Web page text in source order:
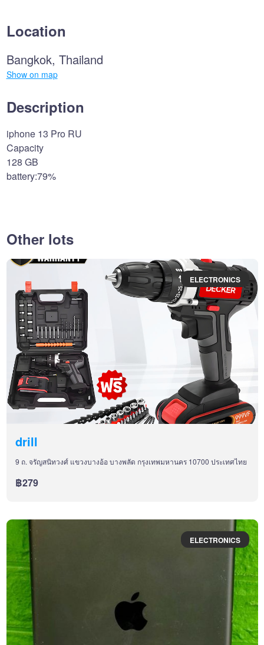
Location
Bangkok, Thailand
Show on map
Description
iphone 13 Pro RU
Capacity
128 GB
battery:79%
Other lots
ELECTRONICS
drill
9 ถ. จรัญสนิทวงศ์ แขวงบางอ้อ บางพลัด กรุงเทพมหานคร 10700 ประเทศไทย
฿279
ELECTRONICS